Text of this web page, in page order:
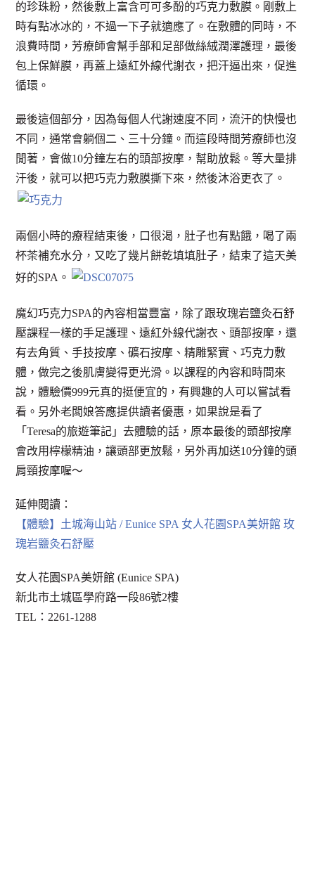
的珍珠粉，然後敷上富含可可多酚的巧克力敷膜。剛敷上
時有點冰冰的，不過一下子就適應了。在敷體的同時，不
浪費時間，芳療師會幫手部和足部做絲絨潤澤護理，最後
包上保鮮膜，再蓋上遠紅外線代謝衣，把汗逼出來，促進
循環。
最後這個部分，因為每個人代謝速度不同，流汗的快慢也
不同，通常會躺個二、三十分鐘。而這段時間芳療師也沒
閒著，會做10分鐘左右的頭部按摩，幫助放鬆。等大量排
汗後，就可以把巧克力敷膜撕下來，然後沐浴更衣了。
兩個小時的療程結束後，口很渴，肚子也有點餓，喝了兩
杯茶補充水分，又吃了幾片餅乾填填肚子，結束了這天美
好的SPA。
魔幻巧克力SPA的內容相當豐富，除了跟玫瑰岩鹽灸石舒
壓課程一樣的手足護理、遠紅外線代謝衣、頭部按摩，還
有去角質、手技按摩、礦石按摩、精雕緊實、巧克力敷
體，做完之後肌膚變得更光滑。以課程的內容和時間來
說，體驗價999元真的挺便宜的，有興趣的人可以嘗試看
看。另外老闆娘答應提供讀者優惠，如果說是看了
「Teresa的旅遊筆記」去體驗的話，原本最後的頭部按摩
會改用檸檬精油，讓頭部更放鬆，另外再加送10分鐘的頭
肩頸按摩喔～
延伸閱讀：
【體驗】土城海山站 / Eunice SPA 女人花園SPA美妍館 玫
瑰岩鹽灸石舒壓
女人花園SPA美妍館 (Eunice SPA)
新北市土城區學府路一段86號2樓
TEL：2261-1288